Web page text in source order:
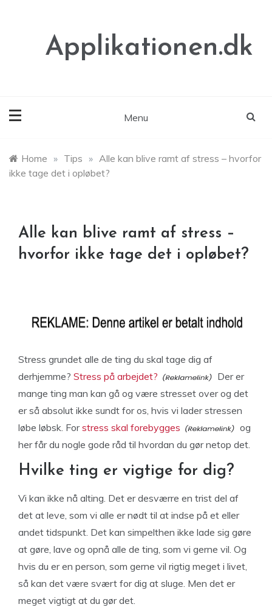
Applikationen.dk
Menu
Home » Tips » Alle kan blive ramt af stress – hvorfor
ikke tage det i opløbet?
Alle kan blive ramt af stress –
hvorfor ikke tage det i opløbet?
Stress grundet alle de ting du skal tage dig af
derhjemme? Stress på arbejdet?
Der er
mange ting man kan gå og være stresset over og det
er så absolut ikke sundt for os, hvis vi lader stressen
løbe løbsk. Forstress skal forebygges
og
her får du nogle gode råd til hvordan du gør netop det.
Hvilke ting er vigtige for dig?
Vi kan ikke nå alting. Det er desværre en trist del af
det at leve, som vi alle er nødt til at indse på et eller
andet tidspunkt. Det kan simpelthen ikke lade sig gøre
at gøre, lave og opnå alle de ting, som vi gerne vil. Og
hvis du er en person, som gerne vil rigtig meget i livet,
så kan det være svært for dig at sluge. Men det er
meget vigtigt at du gør det.